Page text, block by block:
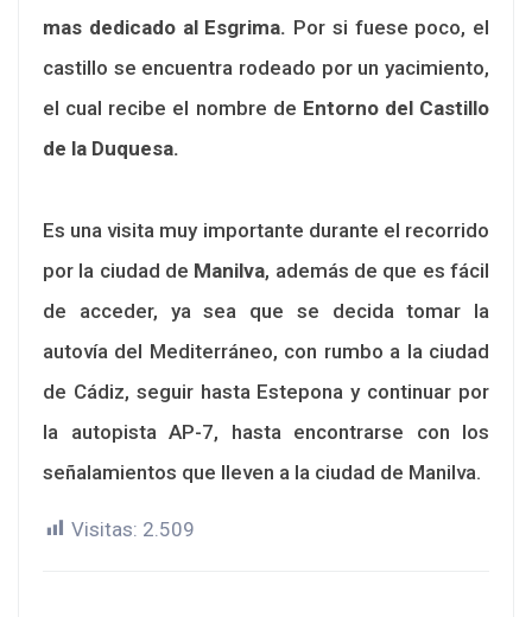
mas dedicado al Esgrima. Por si fuese poco, el
castillo se encuentra rodeado por un yacimiento,
el cual recibe el nombre de Entorno del Castillo
de la Duquesa.
Es una visita muy importante durante el recorrido
por la ciudad de Manilva, además de que es fácil
de acceder, ya sea que se decida tomar la
autovía del Mediterráneo, con rumbo a la ciudad
de Cádiz, seguir hasta Estepona y continuar por
la autopista AP-7, hasta encontrarse con los
señalamientos que lleven a la ciudad de Manilva.
Visitas: 2.509